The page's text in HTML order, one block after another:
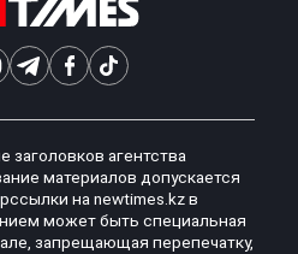
агентства
материалов допускается
на newtimes.kz в
может быть специальная
запрещающая перепечатку,